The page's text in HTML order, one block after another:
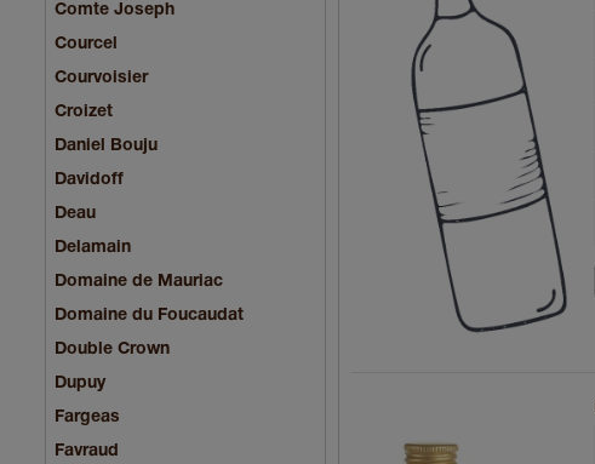
Comte Joseph
Courcel
Courvoisier
Croizet
Daniel Bouju
Davidoff
Deau
Delamain
Domaine de Mauriac
Domaine du Foucaudat
Double Crown
Dupuy
Fargeas
Favraud